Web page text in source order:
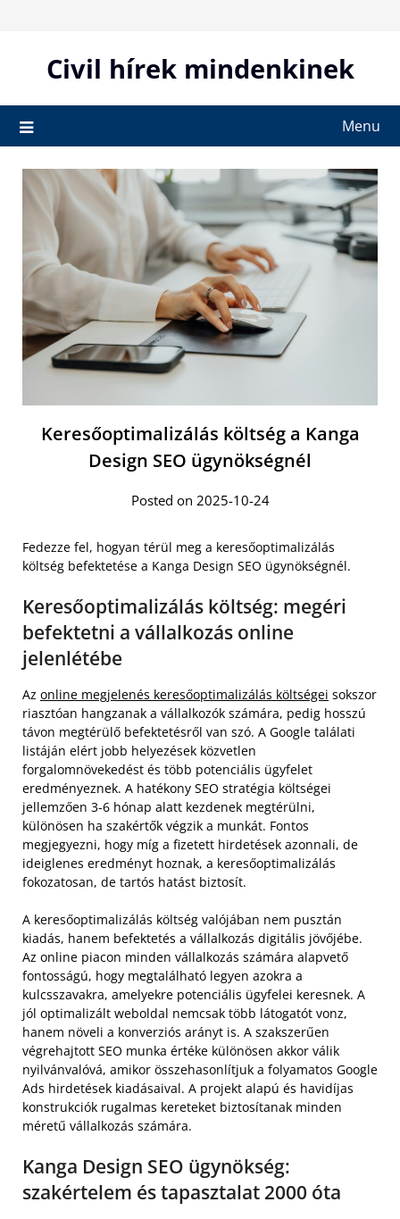
contentCivil hírek mindenkinek
Menu
Keresőoptimalizálás költség a Kanga
Design SEO ügynökségnél
Posted on 2025-10-24
Fedezze fel, hogyan térül meg a keresőoptimalizálás
költség befektetése a Kanga Design SEO ügynökségnél.
Keresőoptimalizálás költség: megéri
befektetni a vállalkozás online
jelenlétébe
Az online megjelenés keresőoptimalizálás költségei sokszor
riasztóan hangzanak a vállalkozók számára, pedig hosszú
távon megtérülő befektetésről van szó. A Google találati
listáján elért jobb helyezések közvetlen
forgalomnövekedést és több potenciális ügyfelet
eredményeznek. A hatékony SEO stratégia költségei
jellemzően 3-6 hónap alatt kezdenek megtérülni,
különösen ha szakértők végzik a munkát. Fontos
megjegyezni, hogy míg a fizetett hirdetések azonnali, de
ideiglenes eredményt hoznak, a keresőoptimalizálás
fokozatosan, de tartós hatást biztosít.
A keresőoptimalizálás költség valójában nem pusztán
kiadás, hanem befektetés a vállalkozás digitális jövőjébe.
Az online piacon minden vállalkozás számára alapvető
fontosságú, hogy megtalálható legyen azokra a
kulcsszavakra, amelyekre potenciális ügyfelei keresnek. A
jól optimalizált weboldal nemcsak több látogatót vonz,
hanem növeli a konverziós arányt is. A szakszerűen
végrehajtott SEO munka értéke különösen akkor válik
nyilvánvalóvá, amikor összehasonlítjuk a folyamatos Google
Ads hirdetések kiadásaival. A projekt alapú és havidíjas
konstrukciók rugalmas kereteket biztosítanak minden
méretű vállalkozás számára.
Kanga Design SEO ügynökség:
szakértelem és tapasztalat 2000 óta